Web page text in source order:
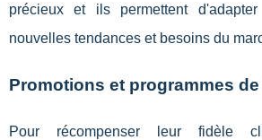
précieux et ils permettent
nouvelles tendances et besoins du
Promotions et programmes
Pour récompenser leur fidèle